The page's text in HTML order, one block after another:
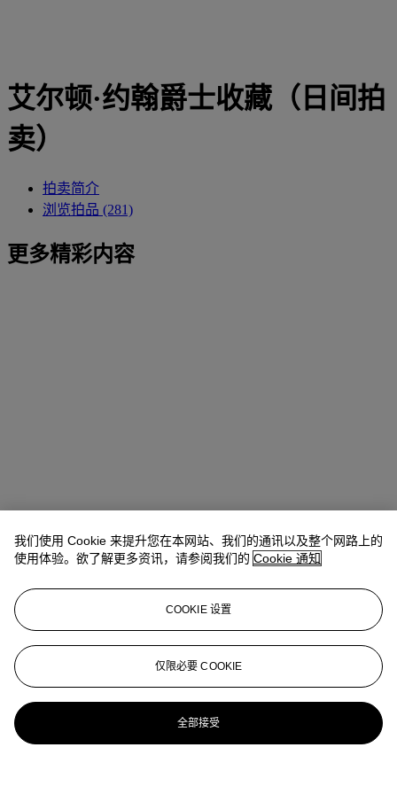
艾尔顿·约翰爵士收藏（日间拍
卖）
拍卖简介
浏览拍品 (281)
更多精彩内容
我们使用 Cookie 来提升您在本网站、我们的通讯以及整个网路上的
使用体验。欲了解更多资讯，请参阅我们的 Cookie 通知
COOKIE 设置
仅限必要 COOKIE
全部接受